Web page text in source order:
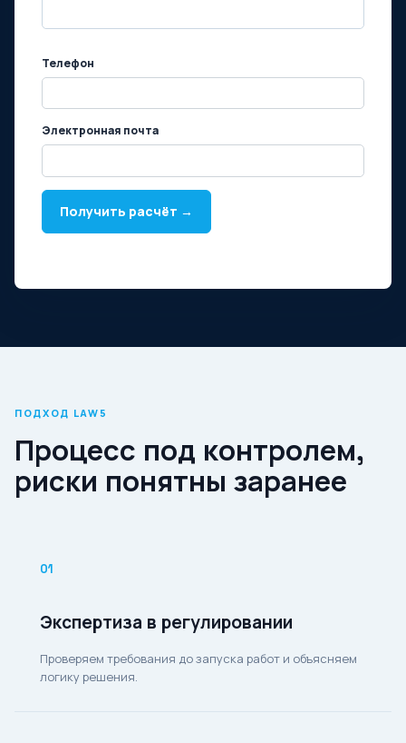
Телефон
Электронная почта
Получить расчёт →
ПОДХОД LAW5
Процесс под контролем,
риски понятны заранее
01
Экспертиза в регулировании
Проверяем требования до запуска работ и объясняем
логику решения.